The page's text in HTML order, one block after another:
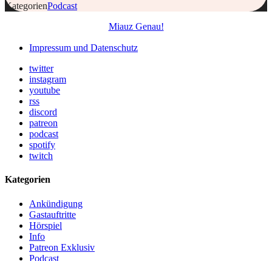
KategorienPodcast
Miauz Genau!
Impressum und Datenschutz
twitter
instagram
youtube
rss
discord
patreon
podcast
spotify
twitch
Kategorien
Ankündigung
Gastauftritte
Hörspiel
Info
Patreon Exklusiv
Podcast